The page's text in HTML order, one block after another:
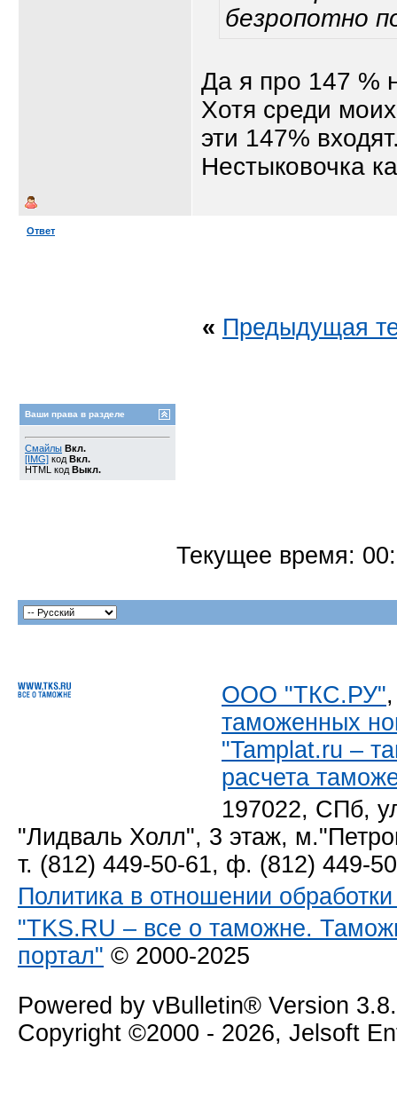
безропотно
Да я про 147 %
Хотя среди
эти 147%
Нестыковочка
Ответ
« Предыдущая
Ваши права в разделе
Смайлы Вкл.
[IMG] код Вкл.
HTML код Выкл.
Текущее время:
ООО "ТКС.РУ"
таможенных
"Tamplat.ru –
расчета
197022, СПб,
"Лидваль Холл", 3 этаж,
т. (812) 449-50-61, ф. (812) 449-
Политика в отношении
"TKS.RU – все о таможне.
портал" © 2000-2025
Powered by vBulletin® Version
Copyright ©2000 - 2026, Jelsoft